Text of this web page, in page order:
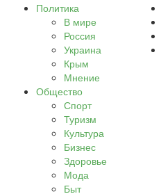
Политика
В мире
Россия
Украина
Крым
Мнение
Общество
Спорт
Туризм
Культура
Бизнес
Здоровье
Мода
Быт